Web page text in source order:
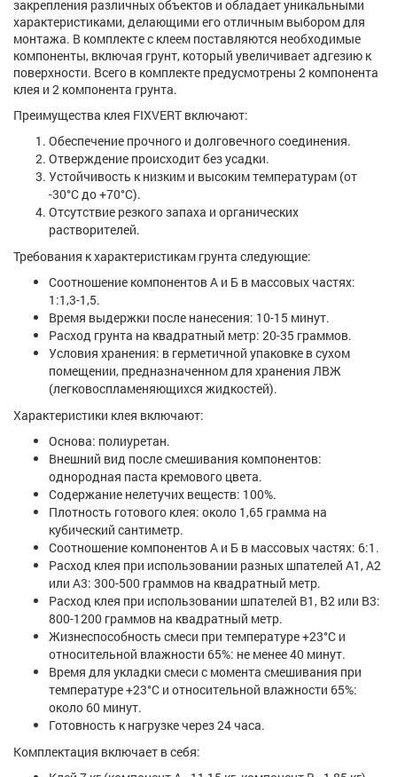
закрепления различных объектов и обладает уникальными
характеристиками, делающими его отличным выбором для
монтажа. В комплекте с клеем поставляются необходимые
компоненты, включая грунт, который увеличивает адгезию к
поверхности. Всего в комплекте предусмотрены 2 компонента
клея и 2 компонента грунта.
Преимущества клея FIXVERT включают:
Обеспечение прочного и долговечного соединения.
Отверждение происходит без усадки.
Устойчивость к низким и высоким температурам (от
-30°C до +70°C).
Отсутствие резкого запаха и органических
растворителей.
Требования к характеристикам грунта следующие:
Соотношение компонентов А и Б в массовых частях:
1:1,3-1,5.
Время выдержки после нанесения: 10-15 минут.
Расход грунта на квадратный метр: 20-35 граммов.
Условия хранения: в герметичной упаковке в сухом
помещении, предназначенном для хранения ЛВЖ
(легковоспламеняющихся жидкостей).
Характеристики клея включают:
Основа: полиуретан.
Внешний вид после смешивания компонентов:
однородная паста кремового цвета.
Содержание нелетучих веществ: 100%.
Плотность готового клея: около 1,65 грамма на
кубический сантиметр.
Соотношение компонентов А и Б в массовых частях: 6:1.
Расход клея при использовании разных шпателей А1, А2
или А3: 300-500 граммов на квадратный метр.
Расход клея при использовании шпателей В1, В2 или В3:
800-1200 граммов на квадратный метр.
Жизнеспособность смеси при температуре +23°C и
относительной влажности 65%: не менее 40 минут.
Время для укладки смеси с момента смешивания при
температуре +23°C и относительной влажности 65%:
около 60 минут.
Готовность к нагрузке через 24 часа.
Комплектация включает в себя: